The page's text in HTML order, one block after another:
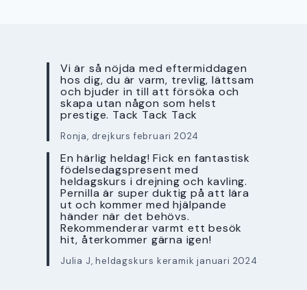
Vi är så nöjda med eftermiddagen
hos dig, du är varm, trevlig, lättsam
och bjuder in till att försöka och
skapa utan någon som helst
prestige. Tack Tack Tack
Ronja, drejkurs februari 2024
En härlig heldag! Fick en fantastisk
födelsedagspresent med
heldagskurs i drejning och kavling.
Pernilla är super duktig på att lära
ut och kommer med hjälpande
händer när det behövs.
Rekommenderar varmt ett besök
hit, återkommer gärna igen!
Julia J, heldagskurs keramik januari 2024